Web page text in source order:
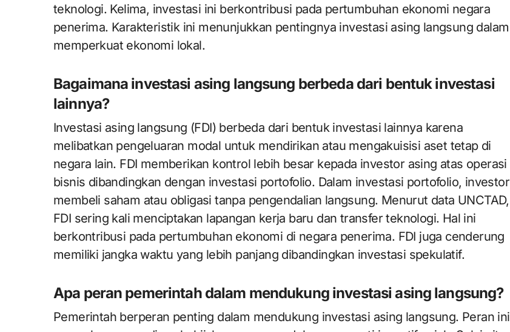
teknologi. Kelima, investasi ini berkontribusi pada pertumbuhan ekonomi negara
penerima. Karakteristik ini menunjukkan pentingnya investasi asing langsung dalam
memperkuat ekonomi lokal.
Bagaimana investasi asing langsung berbeda dari bentuk investasi
lainnya?
Investasi asing langsung (FDI) berbeda dari bentuk investasi lainnya karena
melibatkan pengeluaran modal untuk mendirikan atau mengakuisisi aset tetap di
negara lain. FDI memberikan kontrol lebih besar kepada investor asing atas operasi
bisnis dibandingkan dengan investasi portofolio. Dalam investasi portofolio, investor
membeli saham atau obligasi tanpa pengendalian langsung. Menurut data UNCTAD,
FDI sering kali menciptakan lapangan kerja baru dan transfer teknologi. Hal ini
berkontribusi pada pertumbuhan ekonomi di negara penerima. FDI juga cenderung
memiliki jangka waktu yang lebih panjang dibandingkan investasi spekulatif.
Apa peran pemerintah dalam mendukung investasi asing langsung?
Pemerintah berperan penting dalam mendukung investasi asing langsung. Peran ini